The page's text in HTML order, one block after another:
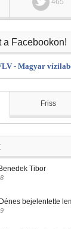
a Facebookon!
- Magyar
Friss
Tibor
bejelentette